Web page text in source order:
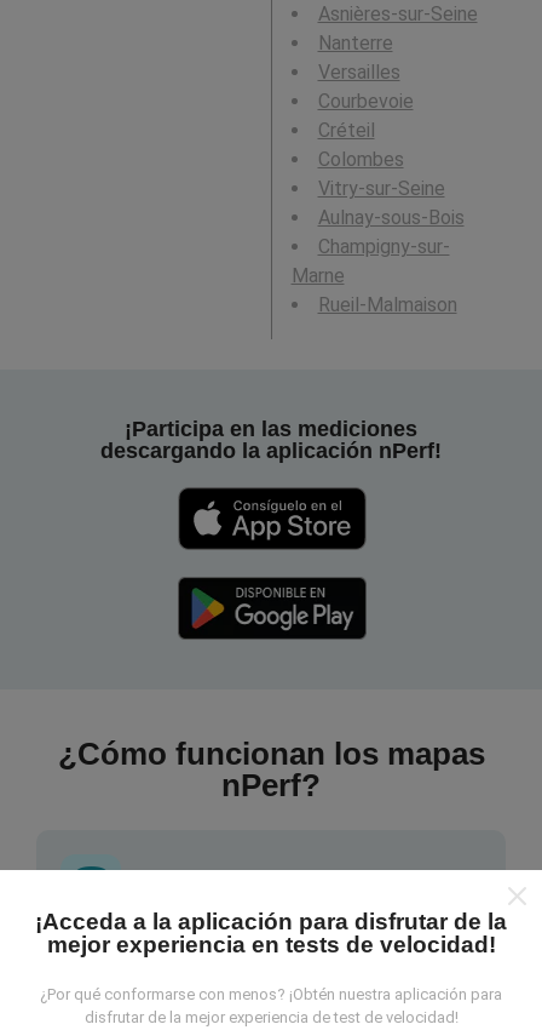
Asnières-sur-Seine
Nanterre
Versailles
Courbevoie
Créteil
Colombes
Vitry-sur-Seine
Aulnay-sous-Bois
Champigny-sur-
Marne
Rueil-Malmaison
¡Participa en las mediciones
descargando la aplicación nPerf!
¿Cómo funcionan los mapas
nPerf?
¿De dónde provienen los datos?
Las mediciones almacenadas son realizadas por los
¡Acceda a la aplicación para disfrutar de la
mejor experiencia en tests de velocidad!
¿Por qué conformarse con menos? ¡Obtén nuestra aplicación para
disfrutar de la mejor experiencia de test de velocidad!